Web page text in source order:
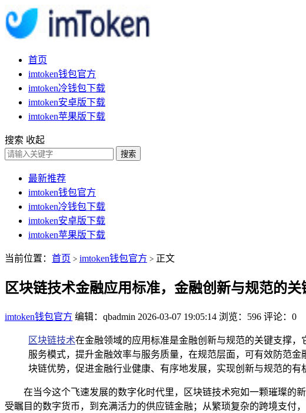
首页
imtoken钱包官方
imtoken冷钱包下载
imtoken安卓版下载
imtoken苹果版下载
搜索 收起
搜索
最新推荐
imtoken钱包官方
imtoken冷钱包下载
imtoken安卓版下载
imtoken苹果版下载
当前位置： 首页 > imtoken钱包官方 > 正文
区块链技术金融应用标准，金融创新与规范的关
imtoken钱包官方 编辑：qbadmin 2026-03-07 19:05:14 浏览：596 评论：0
区块链技术在金融领域的应用标准是金融创新与规范的关键支撑
服务模式，提升金融效率与服务质量，在规范层面，可有效防范
块链优势，促进金融行业健康、有序地发展，实现创新与规范的有
在当今这个飞速发展的数字化时代里，区块链技术宛如一颗璀璨的
受瞩目的数字货币，到充满活力的供应链金融；从繁琐复杂的跨境支付